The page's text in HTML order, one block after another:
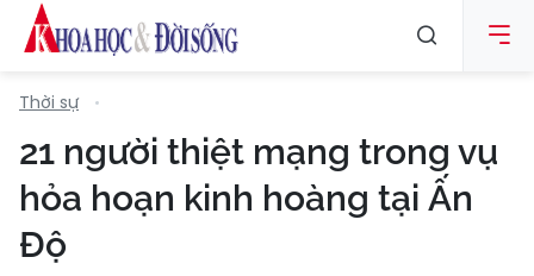
Thời sự
21 người thiệt mạng trong vụ
hỏa hoạn kinh hoàng tại Ấn
Độ